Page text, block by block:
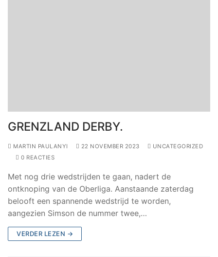
GRENZLAND DERBY.
MARTIN PAULANYI 22 NOVEMBER 2023
UNCATEGORIZED
0 REACTIES
Met nog drie wedstrijden te gaan, nadert de
ontknoping van de Oberliga. Aanstaande zaterdag
belooft een spannende wedstrijd te worden,
aangezien Simson de nummer twee,…
VERDER LEZEN →